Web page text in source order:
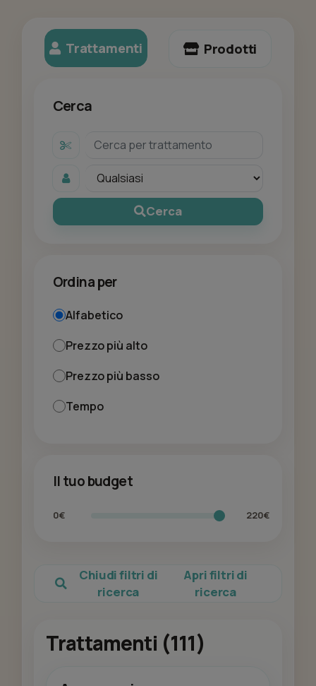
Trattamenti Prodotti
Cerca
Cerca
Ordina per
Alfabetico
Prezzo più alto
Prezzo più basso
Tempo
Il tuo budget
0€ 220€
Chiudi filtri di
ricerca
Apri filtri di
ricerca
Trattamenti (111)